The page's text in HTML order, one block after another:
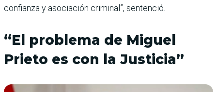
confianza y aso­ciación criminal”, sentenció.
“El problema de Miguel
Prieto es con la Justicia”